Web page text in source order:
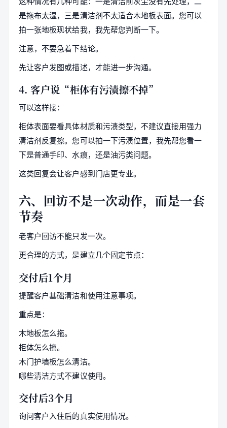
是拖布太湿，三是清洁剂不太适合木地板表面。您可以
拍一张地板现状给我，我先帮您判断一下。
注意，不要急着下结论。
先让客户发图或描述，才能进一步沟通。
4. 客户说“柜体有污渍擦不掉”
可以这样接：
柜体表面要看具体材质和污渍类型，不建议直接用强力
清洁剂反复擦。您可以拍一下污渍位置，我先帮您看一
下是普通手印、水痕，还是油污类问题。
这类回复会让客户感到门店更专业。
六、回访不是一次动作，而是一套
节奏
老客户回访不能只发一次。
更合理的方式，是建立几个固定节点：
交付后1个月
提醒客户基础清洁和使用注意事项。
重点是：
木地板怎么拖。
柜体怎么擦。
木门护墙板怎么清洁。
哪些清洁方式不建议使用。
交付后3个月
询问客户入住后的真实使用情况。